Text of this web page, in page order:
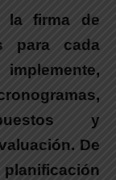
la firma de
para cada
,
y
De